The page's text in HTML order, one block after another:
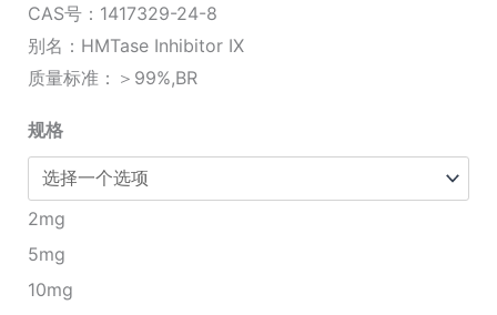
¥1,770.00
CAS号：1417329-24-8
别名：HMTase Inhibitor IX
质量标准：＞99%,BR
规格
2mg
5mg
10mg